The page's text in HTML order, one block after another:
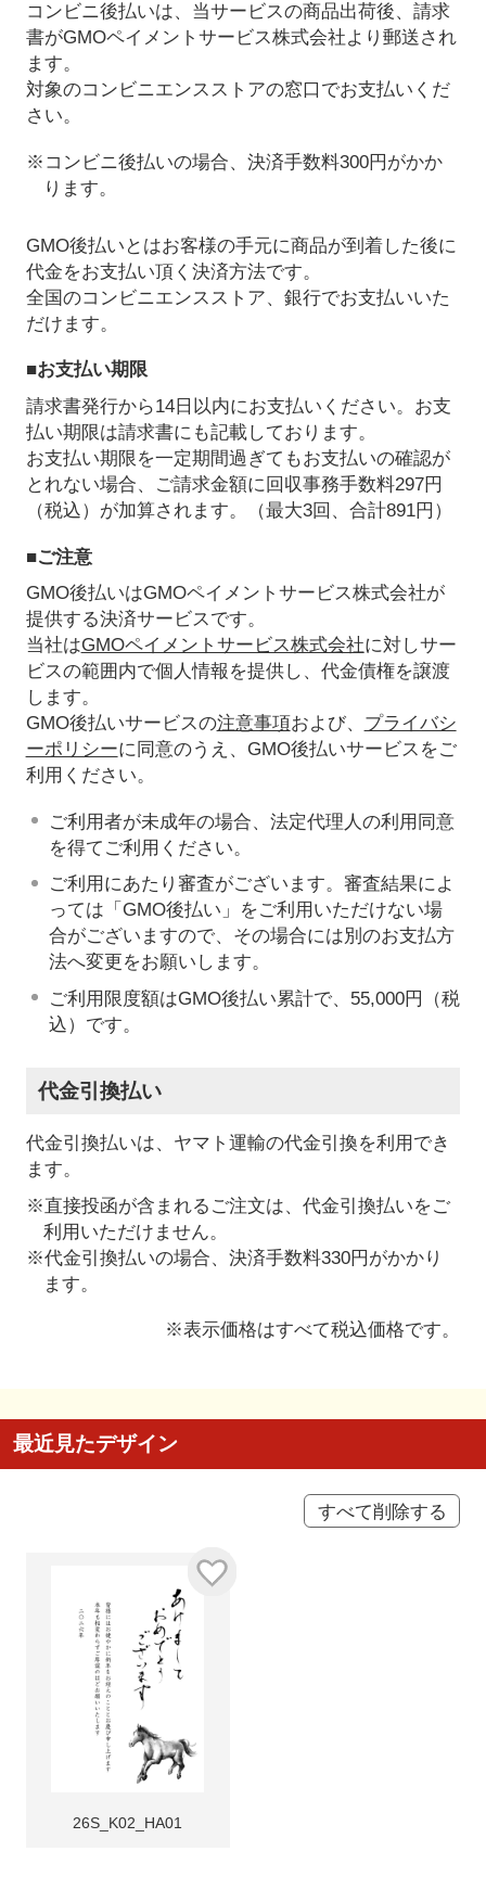
コンビニ後払いは、当サービスの商品出荷後、請求
書がGMOペイメントサービス株式会社より郵送され
ます。
対象のコンビニエンスストアの窓口でお支払いくだ
さい。
※コンビニ後払いの場合、決済手数料300円がかか
ります。
GMO後払いとはお客様の手元に商品が到着した後に
代金をお支払い頂く決済方法です。
全国のコンビニエンスストア、銀行でお支払いいた
だけます。
■お支払い期限
請求書発行から14日以内にお支払いください。お支
払い期限は請求書にも記載しております。
お支払い期限を一定期間過ぎてもお支払いの確認が
とれない場合、ご請求金額に回収事務手数料297円
（税込）が加算されます。（最大3回、合計891円）
■ご注意
GMO後払いはGMOペイメントサービス株式会社が
提供する決済サービスです。
当社はGMOペイメントサービス株式会社に対しサー
ビスの範囲内で個人情報を提供し、代金債権を譲渡
します。
GMO後払いサービスの注意事項および、 プライバシ
ーポリシーに同意のうえ、GMO後払いサービスをご
利用ください。
ご利用者が未成年の場合、法定代理人の利用同意
を得てご利用ください。
ご利用にあたり審査がございます。審査結果によ
っては「GMO後払い」をご利用いただけない場
合がございますので、その場合には別のお支払方
法へ変更をお願いします。
ご利用限度額はGMO後払い累計で、55,000円（税
込）です。
代金引換払い
代金引換払いは、ヤマト運輸の代金引換を利用でき
ます。
※直接投函が含まれるご注文は、代金引換払いをご
利用いただけません。
※代金引換払いの場合、決済手数料330円がかかり
ます。
※表示価格はすべて税込価格です。
最近見たデザイン
すべて削除する
26S_K02_HA01